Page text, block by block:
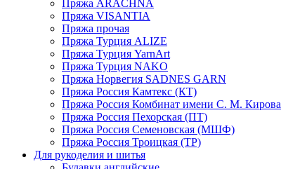
Пряжа ARACHNA
Пряжа VISANTIA
Пряжа прочая
Пряжа Турция ALIZE
Пряжа Турция YarnArt
Пряжа Турция NAKO
Пряжа Норвегия SADNES GARN
Пряжа Россия Камтекс (КТ)
Пряжа Россия Комбинат имени С. М. Кирова
Пряжа Россия Пехорская (ПТ)
Пряжа Россия Семеновская (МШФ)
Пряжа Россия Троицкая (ТР)
Для рукоделия и шитья